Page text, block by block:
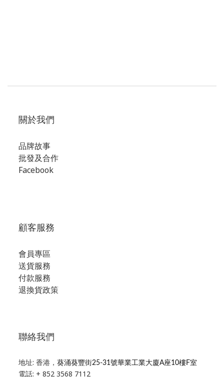
關於我們
品牌故事
批發及合作
Facebook
顧客服務
會員專區
送貨服務
付款服務
退換貨政策
聯絡我們
地址: 香港， 葵涌葵豐街25-31號華業工業大廈A座10樓F室
電話: + 852 3568 7112